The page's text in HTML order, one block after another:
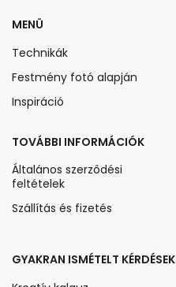
MENÜ
Technikák
Festmény fotó alapján
Inspiráció
TOVÁBBI INFORMÁCIÓK
Általános szerződési
feltételek
Szállítás és fizetés
GYAKRAN ISMÉTELT KÉRDÉSEK